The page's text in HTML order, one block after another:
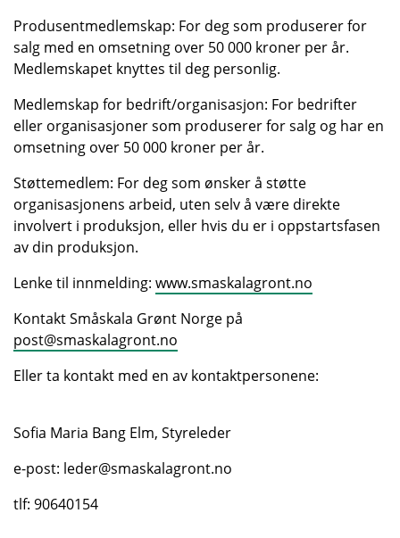
Produsentmedlemskap: For deg som produserer for
salg med en omsetning over 50 000 kroner per år.
Medlemskapet knyttes til deg personlig.
Medlemskap for bedrift/organisasjon: For bedrifter
eller organisasjoner som produserer for salg og har en
omsetning over 50 000 kroner per år.
Støttemedlem: For deg som ønsker å støtte
organisasjonens arbeid, uten selv å være direkte
involvert i produksjon, eller hvis du er i oppstartsfasen
av din produksjon.
Lenke til innmelding: www.smaskalagront.no
Kontakt Småskala Grønt Norge på
post@smaskalagront.no
Eller ta kontakt med en av kontaktpersonene:
Sofia Maria Bang Elm, Styreleder
e-post: leder@smaskalagront.no
tlf: 90640154